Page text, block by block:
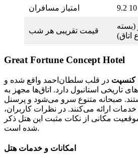
امتیاز مسافران
قیمت تقریبی هر شب
90 دلار (بسته
اتاق)
Great Fortune Concept Hotel
کنسپت در قلب سلطان‌احمد واقع شده و
تاریخی استانبول دارد. اتاق‌ها مجهز به
صبحانه متنوع سرو می‌شود و پرسنل
ارائه می‌کنند. در نظرات کاربران،
مکانی از نکات مثبت این هتل ذکر
شده است.
امکانات و خدمات هتل